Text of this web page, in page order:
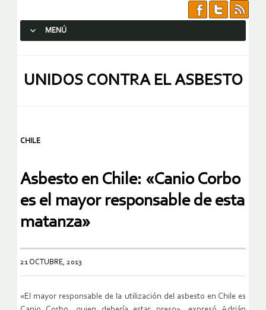
MENÚ
UNIDOS CONTRA EL ASBESTO
CHILE
Asbesto en Chile: «Canio Corbo
es el mayor responsable de esta
matanza»
21 OCTUBRE, 2013
«El mayor responsable de la utilización del asbesto en Chile es